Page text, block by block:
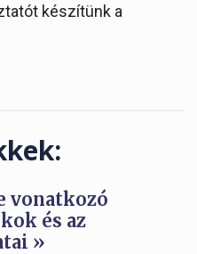
készítünk a
vonatkozó
és az
»